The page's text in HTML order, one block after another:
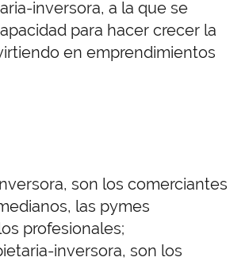
inversora, a la que se
para hacer crecer la
en emprendimientos
son los comerciantes
las pymes
profesionales;
inversora, son los